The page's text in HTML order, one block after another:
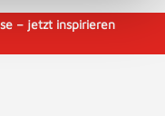
– jetzt inspirieren